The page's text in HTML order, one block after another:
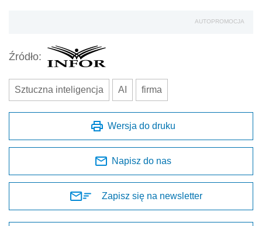
AUTOPROMOCJA
Źródło:
Sztuczna inteligencja AI firma
Wersja do druku
Napisz do nas
Zapisz się na newsletter